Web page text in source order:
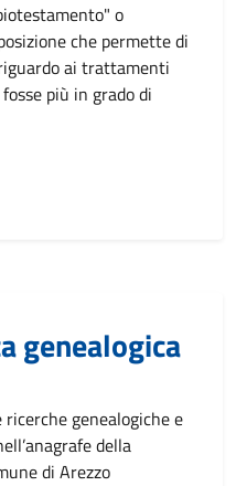
o
che permette di
ai trattamenti
più in grado di
genealogica
genealogiche e
della
di Arezzo